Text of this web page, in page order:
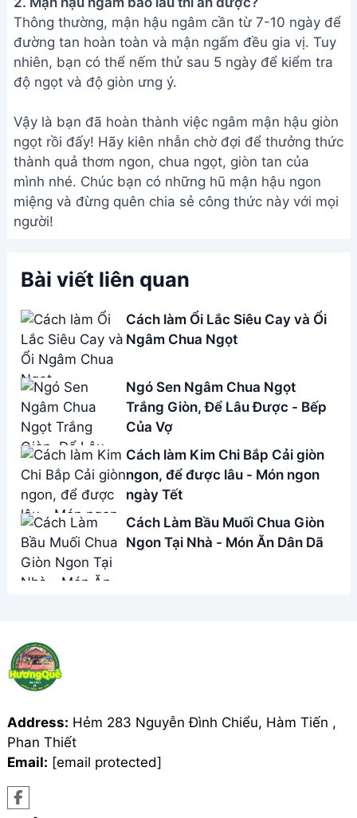
Thông thường, mận hậu ngâm cần từ 7-10 ngày để
đường tan hoàn toàn và mận ngấm đều gia vị. Tuy
nhiên, bạn có thể nếm thử sau 5 ngày để kiểm tra
độ ngọt và độ giòn ưng ý.
Vậy là bạn đã hoàn thành việc ngâm mận hậu giòn
ngọt rồi đấy! Hãy kiên nhẫn chờ đợi để thưởng thức
thành quả thơm ngon, chua ngọt, giòn tan của
mình nhé. Chúc bạn có những hũ mận hậu ngon
miệng và đừng quên chia sẻ công thức này với mọi
người!
Bài viết liên quan
Cách làm Ổi Lắc Siêu Cay và Ổi
Ngâm Chua Ngọt
Ngó Sen Ngâm Chua Ngọt
Trắng Giòn, Để Lâu Được - Bếp
Của Vợ
Cách làm Kim Chi Bắp Cải giòn
ngon, để được lâu - Món ngon
ngày Tết
Cách Làm Bầu Muối Chua Giòn
Ngon Tại Nhà - Món Ăn Dân Dã
Address: Hẻm 283 Nguyễn Đình Chiểu, Hàm Tiến ,
Phan Thiết
Email: [email protected]